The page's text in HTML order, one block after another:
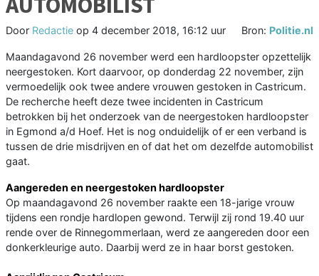
Door Redactie op 4 december 2018, 16:12 uur Bron: Politie.nl
Maandagavond 26 november werd een hardloopster opzettelijk
neergestoken. Kort daarvoor, op donderdag 22 november, zijn
vermoedelijk ook twee andere vrouwen gestoken in Castricum.
De recherche heeft deze twee incidenten in Castricum
betrokken bij het onderzoek van de neergestoken hardloopster
in Egmond a/d Hoef. Het is nog onduidelijk of er een verband is
tussen de drie misdrijven en of dat het om dezelfde automobilist
gaat.
Aangereden en neergestoken hardloopster
Op maandagavond 26 november raakte een 18-jarige vrouw
tijdens een rondje hardlopen gewond. Terwijl zij rond 19.40 uur
rende over de Rinnegommerlaan, werd ze aangereden door een
donkerkleurige auto. Daarbij werd ze in haar borst gestoken.